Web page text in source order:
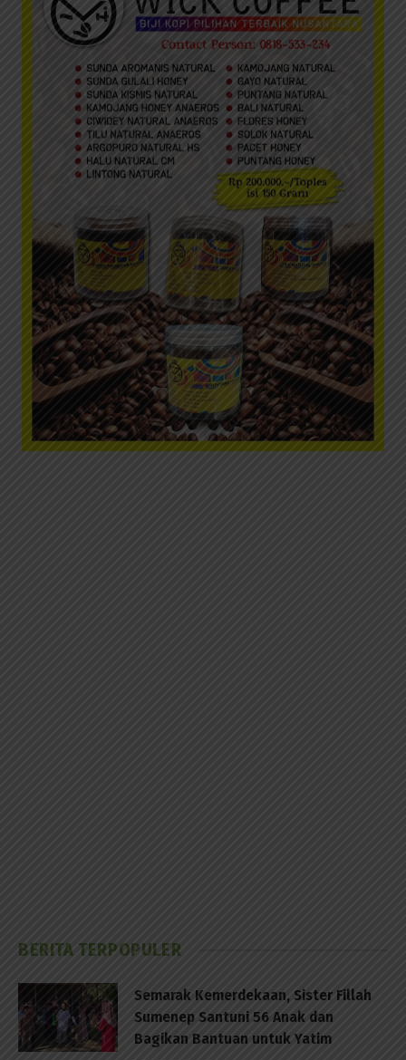
BERITA TERPOPULER
Semarak Kemerdekaan, Sister Fillah
Sumenep Santuni 56 Anak dan
Bagikan Bantuan untuk Yatim